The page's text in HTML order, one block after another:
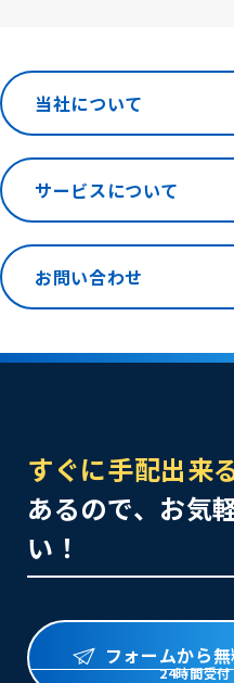
当社について
サービスについて
お問い合わせ
すぐに手配出来
あるので、お気
い！
フォームから
24時間受付